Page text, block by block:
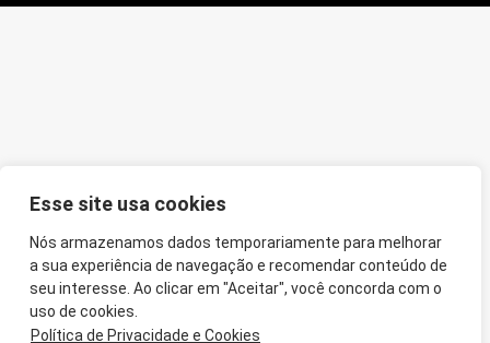
Esse site usa cookies
Nós armazenamos dados temporariamente para melhorar
a sua experiência de navegação e recomendar conteúdo de
seu interesse. Ao clicar em "Aceitar", você concorda com o
uso de cookies.
Política de Privacidade e Cookies